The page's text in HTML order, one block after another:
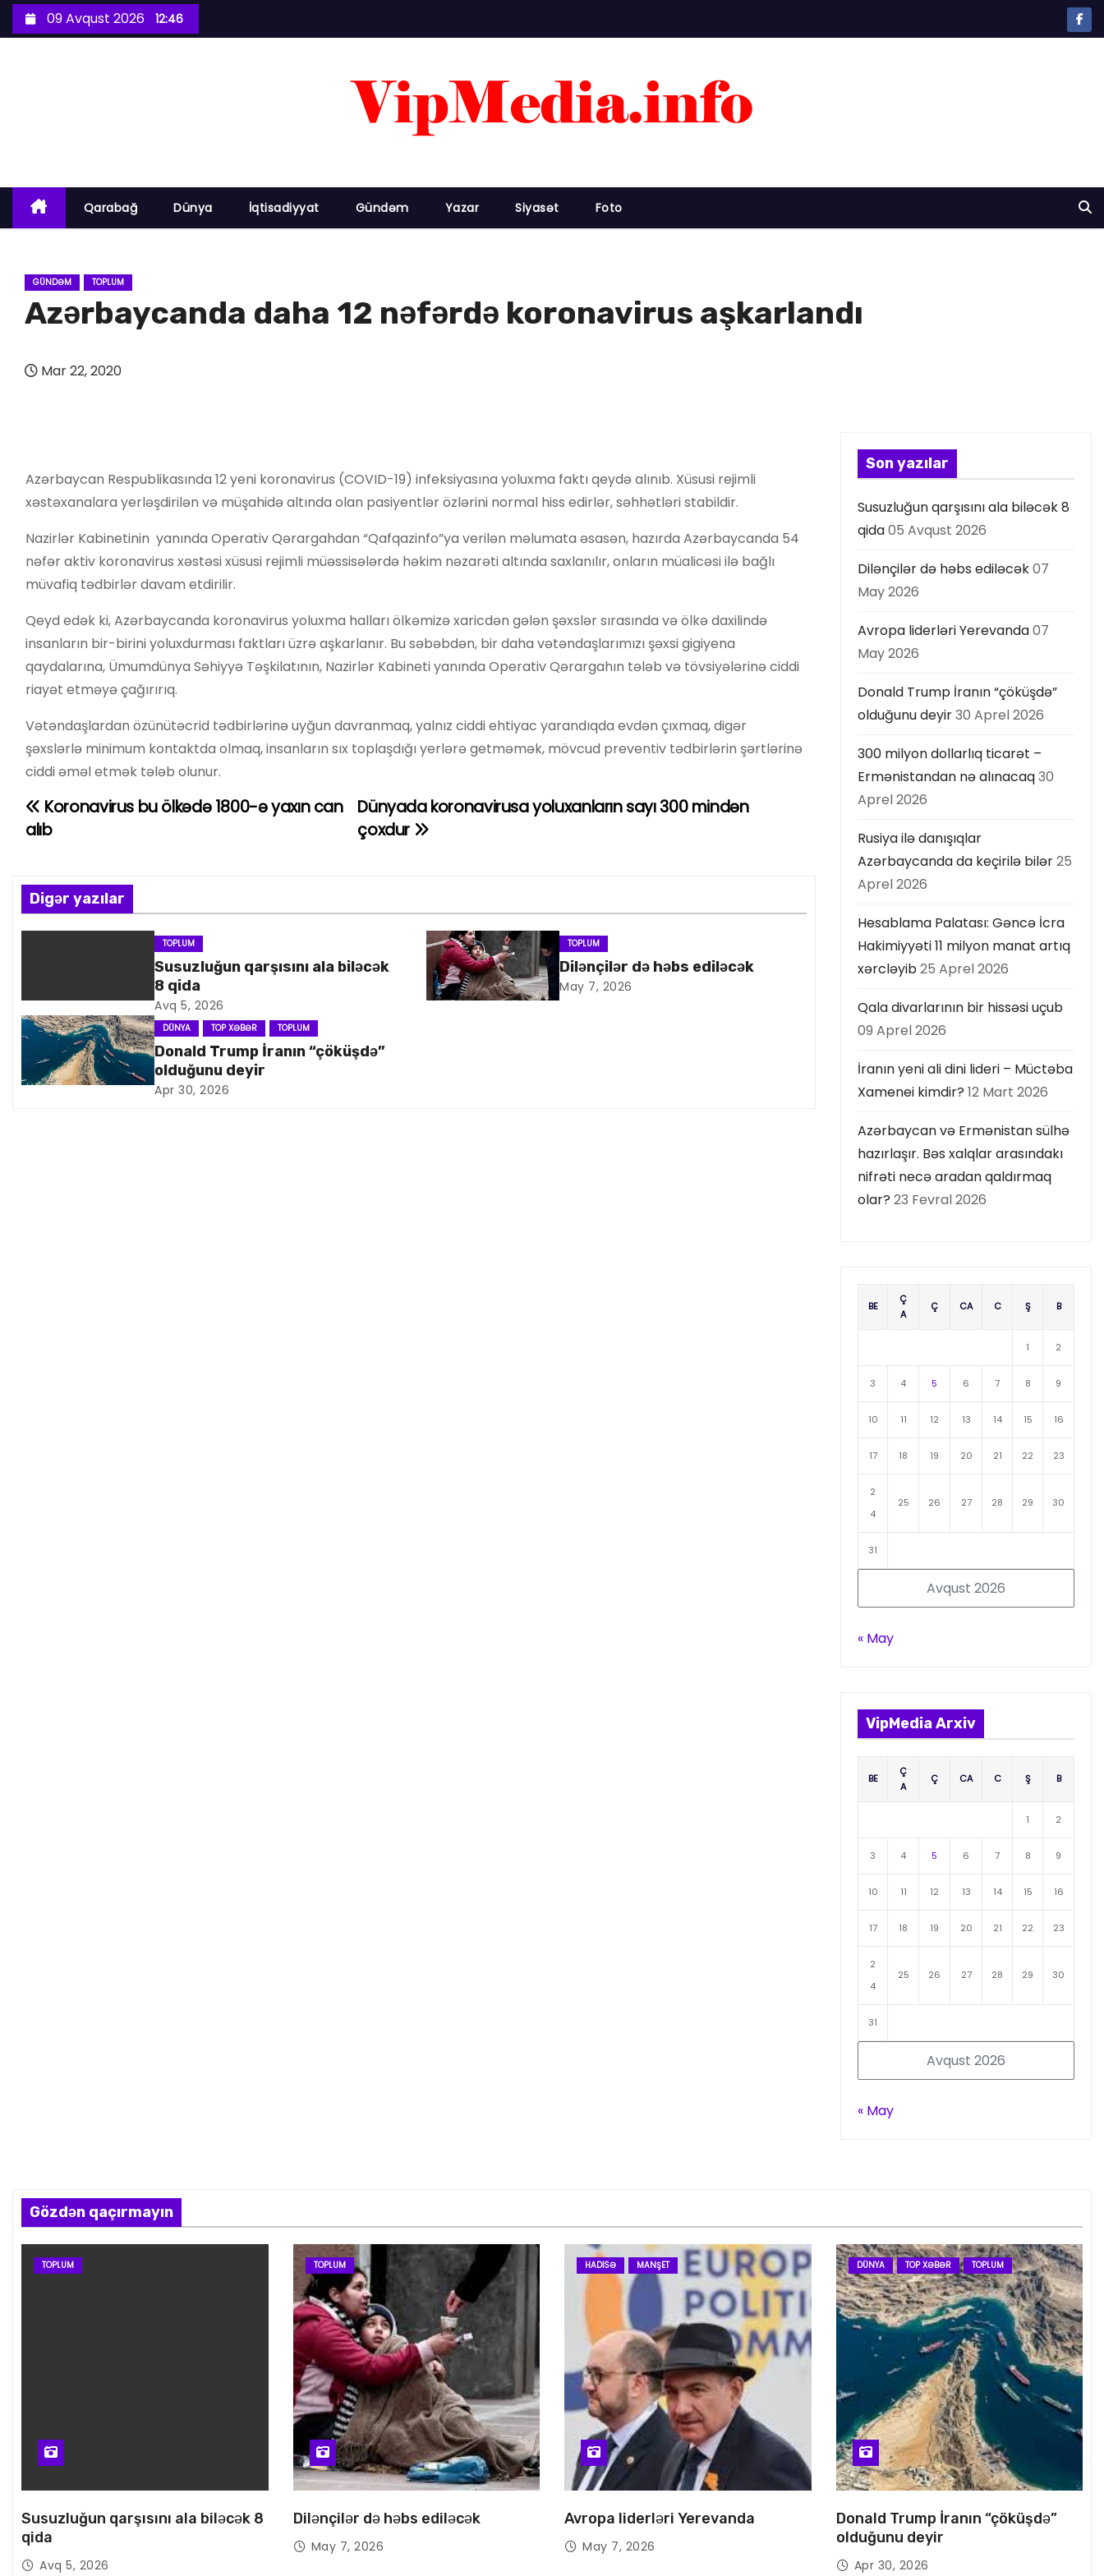
k
09 Avqust 2026 12:46
Qarabağ Dünya İqtisadiyyat Gündəm Yazar Siyasət Foto
GÜNDƏM TOPLUM
Azərbaycanda daha 12 nəfərdə koronavirus aşkarlandı
Mar 22, 2020
Azərbaycan Respublikasında 12 yeni koronavirus (COVID-19) infeksiyasına yoluxma faktı qeydə alınıb. Xüsusi rejimli
xəstəxanalara yerləşdirilən və müşahidə altında olan pasiyentlər özlərini normal hiss edirlər, səhhətləri stabildir.
Nazirlər Kabinetinin yanında Operativ Qərargahdan “Qafqazinfo”ya verilən məlumata əsasən, hazırda Azərbaycanda 54
nəfər aktiv koronavirus xəstəsi xüsusi rejimli müəssisələrdə həkim nəzarəti altında saxlanılır, onların müalicəsi ilə bağlı
müvafiq tədbirlər davam etdirilir.
Qeyd edək ki, Azərbaycanda koronavirus yoluxma halları ölkəmizə xaricdən gələn şəxslər sırasında və ölkə daxilində
insanların bir-birini yoluxdurması faktları üzrə aşkarlanır. Bu səbəbdən, bir daha vətəndaşlarımızı şəxsi gigiyena
qaydalarına, Ümumdünya Səhiyyə Təşkilatının, Nazirlər Kabineti yanında Operativ Qərargahın tələb və tövsiyələrinə ciddi
riayət etməyə çağırırıq.
Vətəndaşlardan özünütəcrid tədbirlərinə uyğun davranmaq, yalnız ciddi ehtiyac yarandıqda evdən çıxmaq, digər
şəxslərlə minimum kontaktda olmaq, insanların sıx toplaşdığı yerlərə getməmək, mövcud preventiv tədbirlərin şərtlərinə
ciddi əməl etmək tələb olunur.
Y
z
ı
v
q
Dünyada koronavirusa yoluxanların sayı 300 mindən
çoxdur
Koronavirus bu ölkədə 1800-ə yaxın can
alıb
Digər yazılar
TOPLUM
Susuzluğun qarşısını ala biləcək
8 qida
Avq 5, 2026
TOPLUM
Dilənçilər də həbs ediləcək
May 7, 2026
DÜNYA TOP XƏBƏR TOPLUM
Donald Trump İranın “çöküşdə”
olduğunu deyir
Apr 30, 2026
Son yazılar
Susuzluğun qarşısını ala biləcək 8
qida05 Avqust 2026
Dilənçilər də həbs ediləcək07
May 2026
Avropa liderləri Yerevanda07
May 2026
Donald Trump İranın “çöküşdə”
olduğunu deyir30 Aprel 2026
300 milyon dollarlıq ticarət –
Ermənistandan nə alınacaq30
Aprel 2026
Rusiya ilə danışıqlar
Azərbaycanda da keçirilə bilər25
Aprel 2026
Hesablama Palatası: Gəncə İcra
Hakimiyyəti 11 milyon manat artıq
xərcləyib25 Aprel 2026
Qala divarlarının bir hissəsi uçub
09 Aprel 2026
İranın yeni ali dini lideri – Müctəba
Xamenei kimdir? 12 Mart 2026
Azərbaycan və Ermənistan sülhə
hazırlaşır. Bəs xalqlar arasındakı
nifrəti necə aradan qaldırmaq
olar? 23 Fevral 2026
Avqust 2026
BE
Ç
A
Ç CA C Ş B
1 2
3 4 5 6 7 8 9
10 11 12 13 14 15 16
17 18 19 20 21 22 23
2
4
25 26 27 28 29 30
31
« May
VipMedia Arxiv
Avqust 2026
BE
Ç
A
Ç CA C Ş B
1 2
3 4 5 6 7 8 9
10 11 12 13 14 15 16
17 18 19 20 21 22 23
2
4
25 26 27 28 29 30
31
« May
Gözdən qaçırmayın
TOPLUM
Susuzluğun qarşısını ala biləcək 8
qida
Avq 5, 2026
TOPLUM
Dilənçilər də həbs ediləcək
May 7, 2026
HADISƏ MANŞET
Avropa liderləri Yerevanda
May 7, 2026
DÜNYA TOP XƏBƏR TOPLUM
Donald Trump İranın “çöküşdə”
olduğunu deyir
Apr 30, 2026